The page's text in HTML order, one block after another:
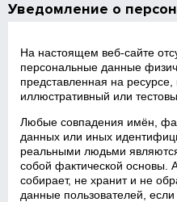
Уведомление о
На настоящем веб‑сайте
персональные данные
представленная на
иллюстративный или
Любые совпадения имён,
данных или иных
реальными людьми
собой фактической основы.
собирает, не хранит и не
данные пользователей,